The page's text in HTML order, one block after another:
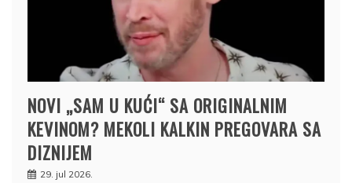
NOVI „SAM U KUĆI“ SA ORIGINALNIM
KEVINOM? MEKOLI KALKIN PREGOVARA SA
DIZNIJEM
29. jul 2026.